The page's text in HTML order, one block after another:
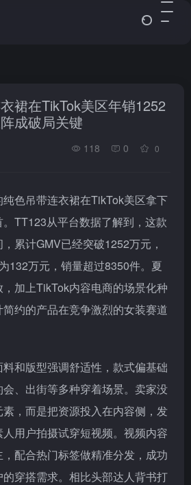
裙在TikTok美区年销1252
成破局关键
118 0 0
色吊带连衣裙在TikTok美区拿下
TT123从平台数据了解到，这款
累计GMV已经突破1252万元，
132万元，销量超过8350件。夏
加上TikTok内容电商的场景化种
约的产品在竞争激烈的女装赛道
和版型强调舒适性，款式偏基础
、出街等多种穿着场景。卖家没
，而是把资源投入在内容侧，发
用户拍摄试穿短视频。视频内容
配合热门标签做精准分发，成功
穿搭需求。相比头部达人背书打